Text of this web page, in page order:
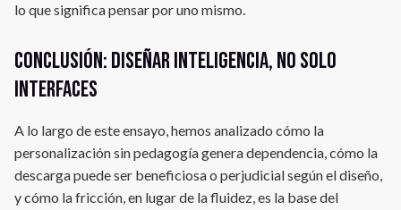
lo que significa pensar por uno mismo.
Conclusión: Diseñar inteligencia, no solo
interfaces
A lo largo de este ensayo, hemos analizado cómo la
personalización sin pedagogía genera dependencia, cómo la
descarga puede ser beneficiosa o perjudicial según el diseño,
y cómo la fricción, en lugar de la fluidez, es la base del